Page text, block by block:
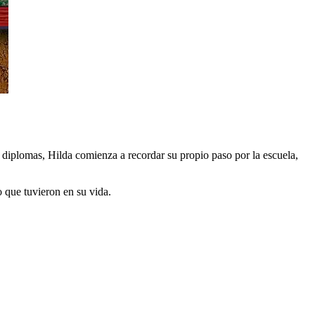
Hilda comienza a recordar su propio paso por la escuela,
que tuvieron en su vida.